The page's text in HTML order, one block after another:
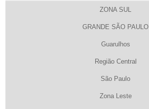
ZONA SUL
GRANDE SÃO PAULO
Guarulhos
Região Central
São Paulo
Zona Leste